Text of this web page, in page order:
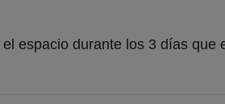
espacio durante los 3 días que